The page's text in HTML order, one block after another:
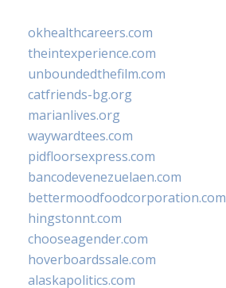
okhealthcareers.com
theintexperience.com
unboundedthefilm.com
catfriends-bg.org
marianlives.org
waywardtees.com
pidfloorsexpress.com
bancodevenezuelaen.com
bettermoodfoodcorporation.com
hingstonnt.com
chooseagender.com
hoverboardssale.com
alaskapolitics.com